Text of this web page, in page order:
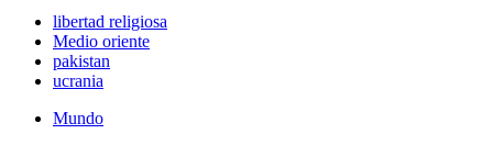
libertad religiosa
Medio oriente
pakistan
ucrania
Mundo